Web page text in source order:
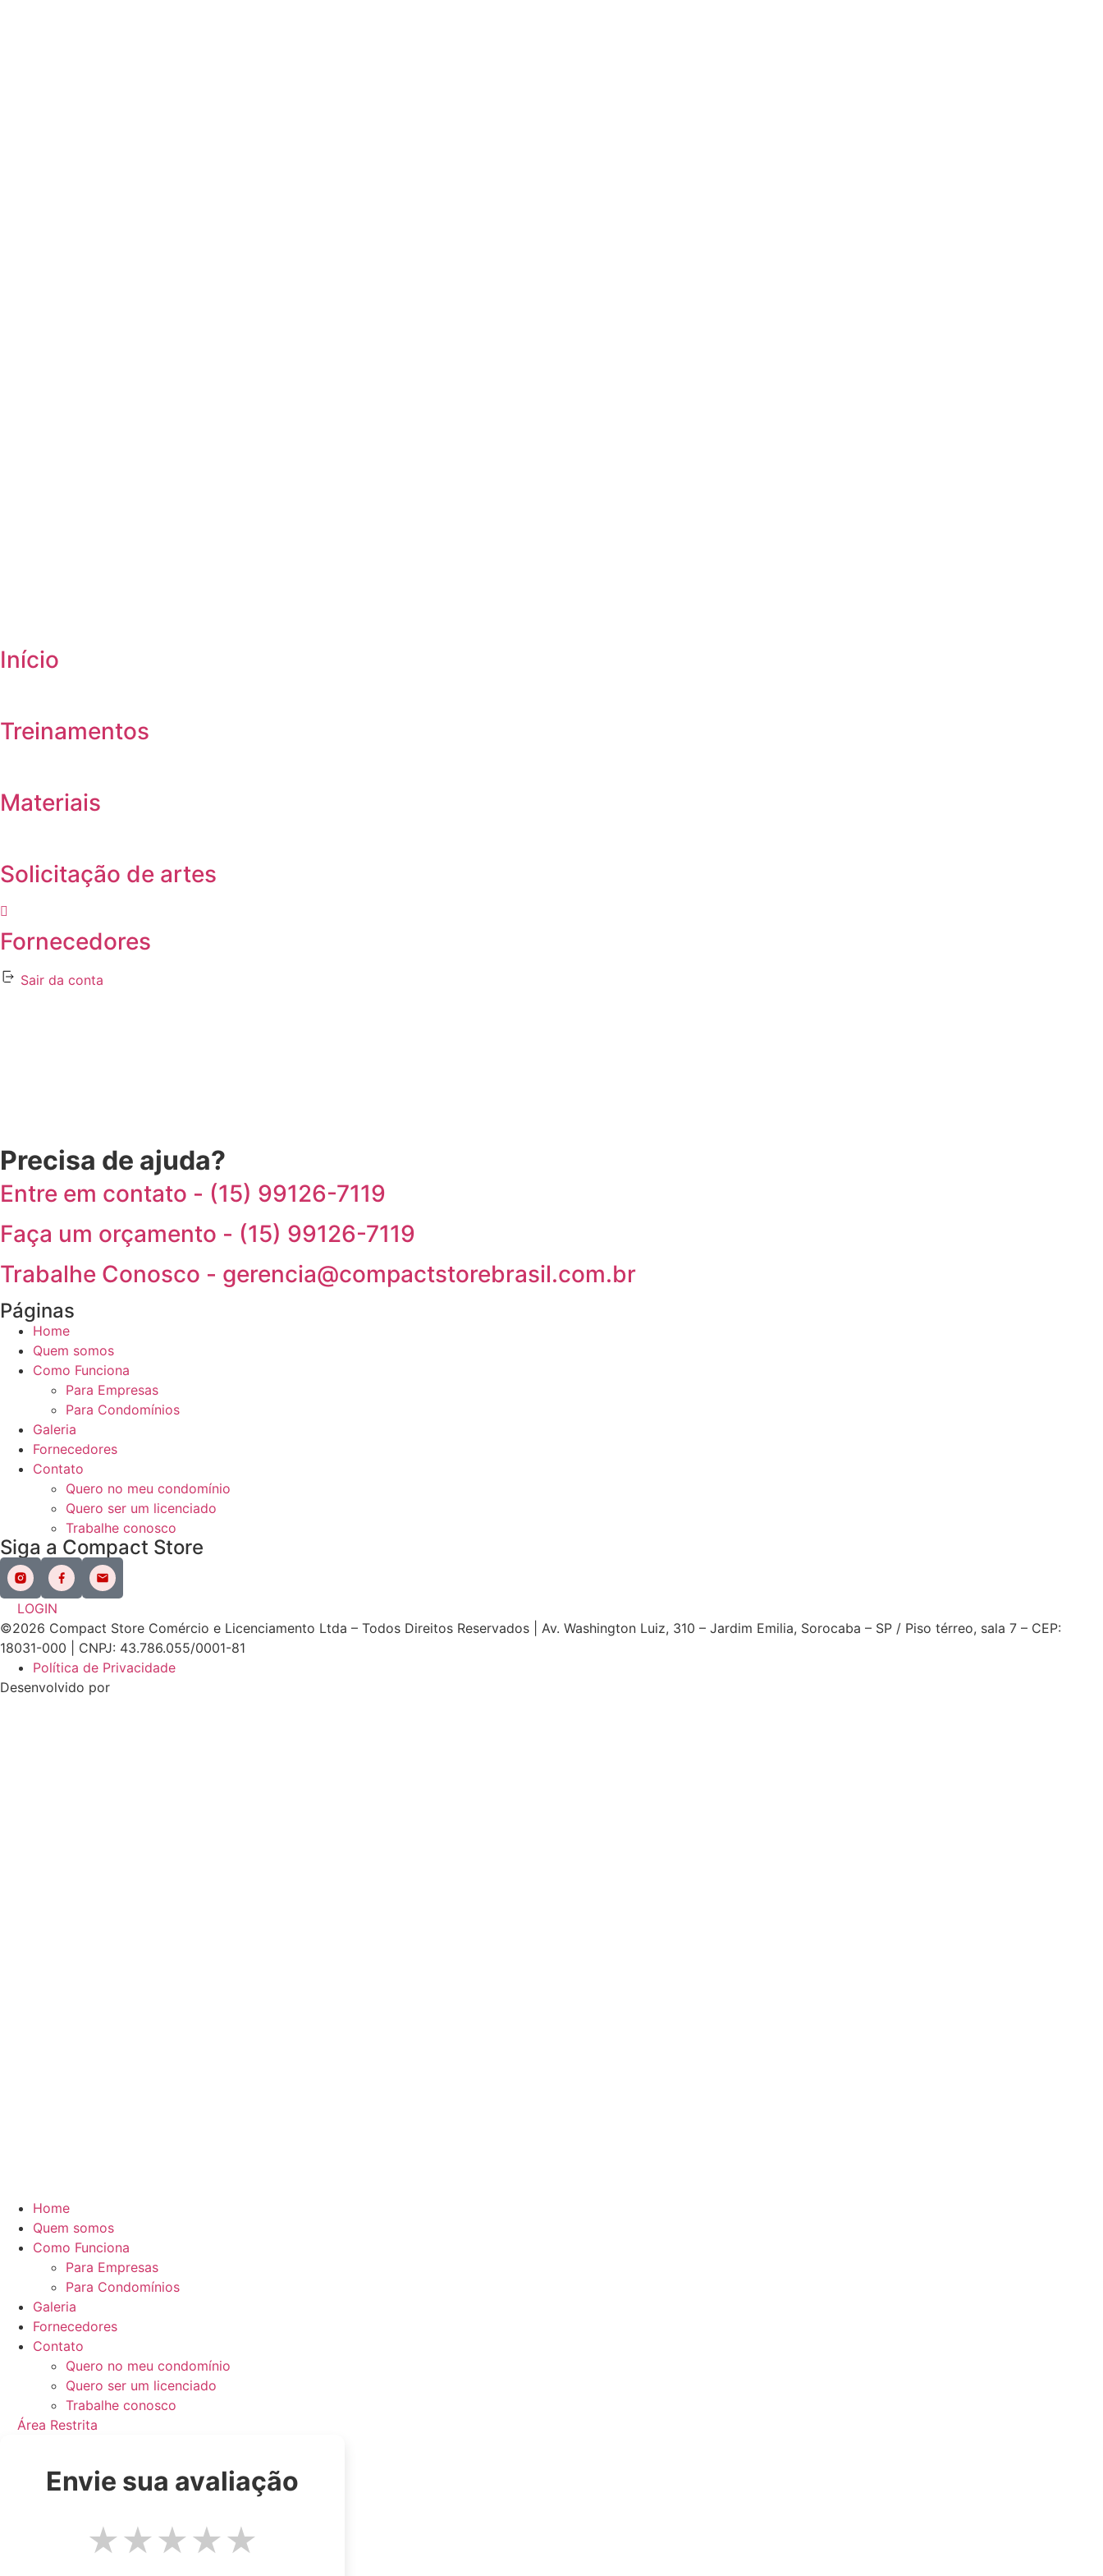
Início
Treinamentos
Materiais
Solicitação de artes
Fornecedores
Sair da conta
Precisa de ajuda?
Entre em contato - (15) 99126-7119
Faça um orçamento - (15) 99126-7119
Trabalhe Conosco - gerencia@compactstorebrasil.com.br
Páginas
Home
Quem somos
Como Funciona
Para Empresas
Para Condomínios
Galeria
Fornecedores
Contato
Quero no meu condomínio
Quero ser um licenciado
Trabalhe conosco
Siga a Compact Store
LOGIN
©2026 Compact Store Comércio e Licenciamento Ltda – Todos Direitos Reservados | Av. Washington Luiz, 310 – Jardim Emilia, Sorocaba – SP / Piso térreo, sala 7 – CEP:
18031-000 | CNPJ: 43.786.055/0001-81
Política de Privacidade
Desenvolvido por
Home
Quem somos
Como Funciona
Para Empresas
Para Condomínios
Galeria
Fornecedores
Contato
Quero no meu condomínio
Quero ser um licenciado
Trabalhe conosco
Área Restrita
Envie sua avaliação
★★★★★